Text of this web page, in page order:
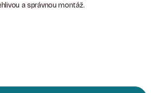
a správnou montáž.